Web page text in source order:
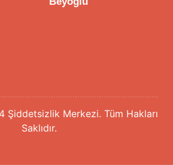
Merkezi. Tüm Hakları
Saklıdır.